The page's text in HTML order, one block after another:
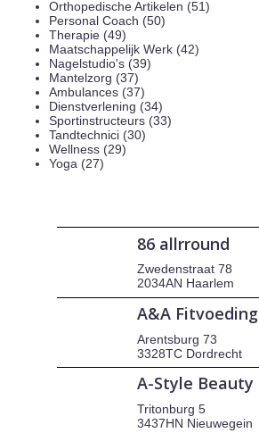
Orthopedische Artikelen (51)
Personal Coach (50)
Therapie (49)
Maatschappelijk Werk (42)
Nagelstudio's (39)
Mantelzorg (37)
Ambulances (37)
Dienstverlening (34)
Sportinstructeurs (33)
Tandtechnici (30)
Wellness (29)
Yoga (27)
86 allrround
Zwedenstraat 78
2034AN Haarlem
A&A Fitvoeding
Arentsburg 73
3328TC Dordrecht
A-Style Beauty
Tritonburg 5
3437HN Nieuwegein